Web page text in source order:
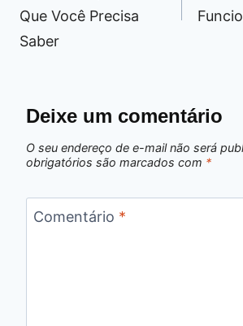
Que Você Precisa
Saber
Deixe um comentário
O seu endereço de e-mail não será
obrigatórios são marcados com *
Comentário *